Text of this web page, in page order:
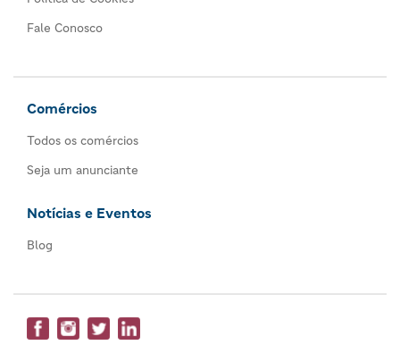
Fale Conosco
Comércios
Todos os comércios
Seja um anunciante
Notícias e Eventos
Blog